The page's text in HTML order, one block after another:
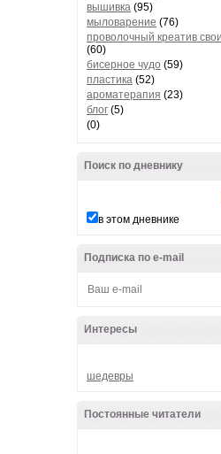
вышивка (95)
мыловарение (76)
проволочный креатив
(60)
бисерное чудо (59)
пластика (52)
ароматерапия (23)
блог (5)
(0)
Поиск по дневнику
в этом дневнике
Подписка по e-mail
Интересы
шедевры
Постоянные читатели